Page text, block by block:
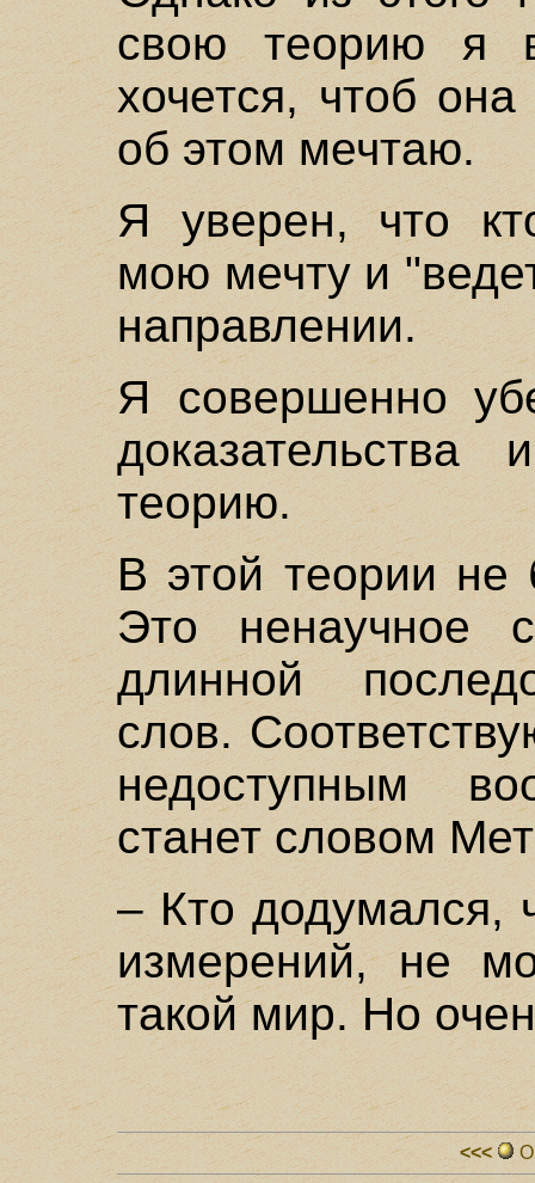
свою теорию я
хочется, чтоб
об этом мечтаю.
Я уверен, что
мою мечту и
направлении.
Я совершенно
доказательства
теорию.
В этой теории не
Это ненаучное
длинной
слов.
недоступным
станет словом
– Кто додумался,
измерений, не
такой мир. Но
<<<